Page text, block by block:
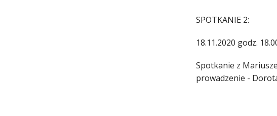
SPOTKANIE 2:
18.11.2020 godz.
Spotkanie z
prowadzenie -